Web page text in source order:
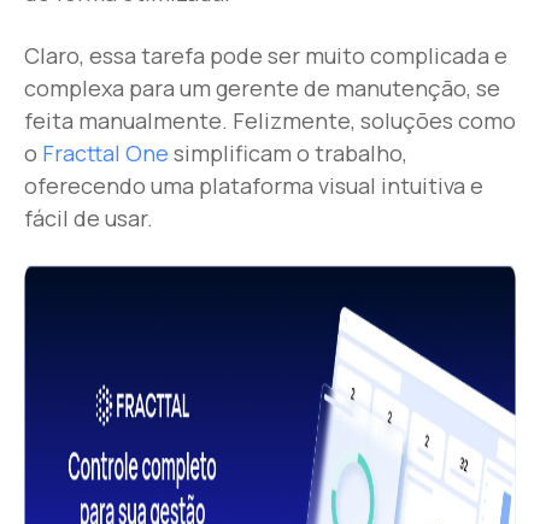
Claro, essa tarefa pode ser muito complicada e
complexa para um gerente de manutenção, se
feita manualmente. Felizmente, soluções como
o Fracttal One simplificam o trabalho,
oferecendo uma plataforma visual intuitiva e
fácil de usar.